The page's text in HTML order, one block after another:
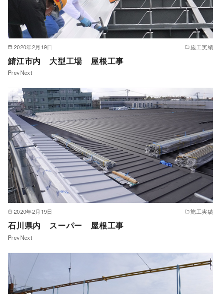
2020年2月19日 施工実績
鯖江市内 大型工場 屋根工事
PrevNext
2020年2月19日 施工実績
石川県内 スーパー 屋根工事
PrevNext